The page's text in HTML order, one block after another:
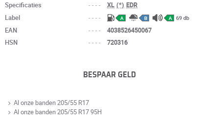
Specificaties ---- XL (*) EDR
Label
---- A B A 69 db
EAN ----
4038526450067
HSN
---- 720316
BESPAAR GELD
Al onze banden 205/55 R17
Al onze banden 205/55 R17 95H